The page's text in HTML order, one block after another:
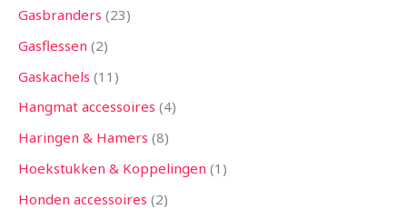
Gasbranders 23
Gasflessen 2
Gaskachels 11
Hangmat accessoires 4
Haringen & Hamers 8
Hoekstukken & Koppelingen 1
Honden accessoires 2